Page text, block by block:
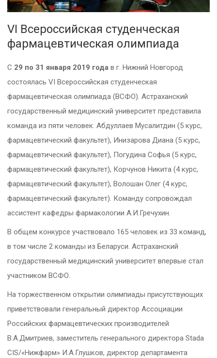
VI Всероссийская студенческая
фармацевтическая олимпиада
С 29 по 31 января 2019 года в г. Нижний Новгород
состоялась VI Всероссийская студенческая
фармацевтическая олимпиада (ВСФО). Астраханский
государственный медицинский университет представила
команда из пяти человек: Абдуллаев Мусалитдин (5 курс,
фармацевтический факультет), Инизарова Диана (5 курс,
фармацевтический факультет), Погудина Софья (5 курс,
фармацевтический факультет), Корчунов Никита (4 курс,
фармацевтический факультет), Волошан Олег (4 курс,
фармацевтический факультет). Команду сопровождал
ассистент кафедры фармакологии А.И.Гречухин.
В общем конкурсе участвовало 165 человек из 33 команд,
в том числе 2 команды из Беларуси. Астраханский
государственный медицинский университет впервые стал
участником ВСФО.
На торжественном открытии олимпиады присутствующих
приветствовали генеральный директор Ассоциации
Российских фармацевтических производителей
В.А.Дмитриев, заместитель генерального директора Stada
CIS/«Нижфарм» И.А.Глушков, директор департамента